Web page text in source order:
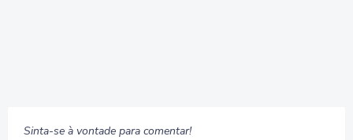
Sinta-se à vontade para comentar!